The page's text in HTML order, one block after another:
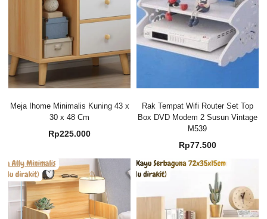
Meja Ihome Minimalis Kuning 43 x
30 x 48 Cm
Rp225.000
Rak Tempat Wifi Router Set Top
Box DVD Modem 2 Susun Vintage
M539
Rp77.500